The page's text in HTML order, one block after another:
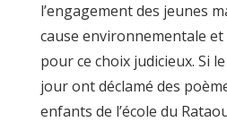
l’engagement des jeunes
cause environnementale et
pour ce choix judicieux. Si
jour ont déclamé des
enfants de l’école du